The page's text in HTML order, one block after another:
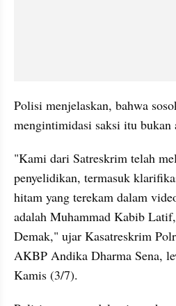
Polisi menjelaskan, bahwa
mengintimidasi saksi itu bukan
"Kami dari Satreskrim telah
penyelidikan, termasuk
hitam yang terekam dalam
adalah Muhammad Kabib
Demak," ujar Kasatreskrim
AKBP Andika Dharma Sena,
Kamis (3/7).